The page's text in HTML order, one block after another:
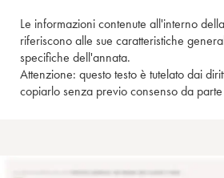
Le informazioni contenute all'interno
riferiscono alle sue caratteristiche
specifiche dell'annata.
Attenzione: questo testo è tutelato dai
copiarlo senza previo consenso da